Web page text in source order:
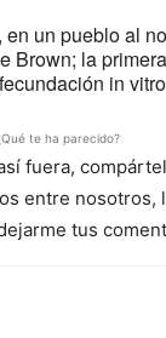
un pueblo al
Brown; la
in vitro
te ha parecido?
fuera,
entre nosotros,
tus